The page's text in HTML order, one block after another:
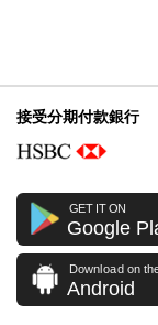
接受分期付款銀行
GET IT ON
Google
Download on
Android